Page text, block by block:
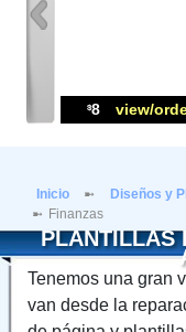
$8 view/
Inicio Diseños y
Finanzas
PLANTILLAS
Tenemos una gran
van desde la